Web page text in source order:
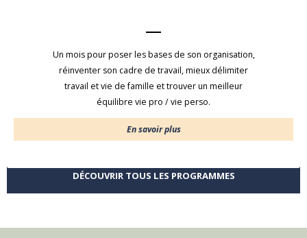
Un mois pour poser les bases de son organisation,
réinventer son cadre de travail, mieux délimiter
travail et vie de famille et trouver un meilleur
équilibre vie pro / vie perso.
En savoir plus
DÉCOUVRIR TOUS LES PROGRAMMES